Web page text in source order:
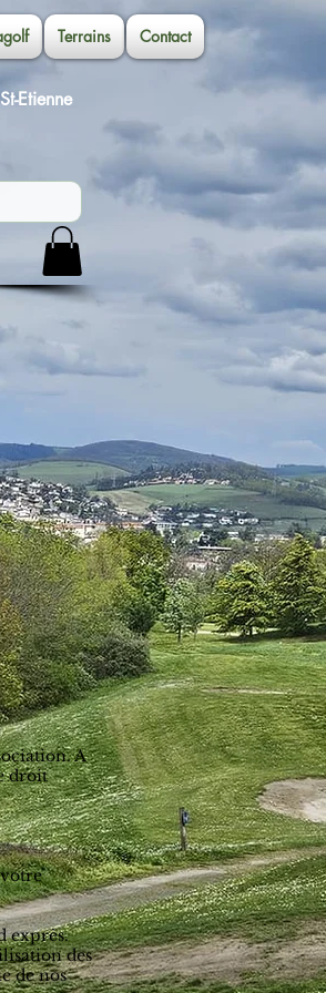
Terrains Contact
Etienne
A
droit
exprès.
des
de nos